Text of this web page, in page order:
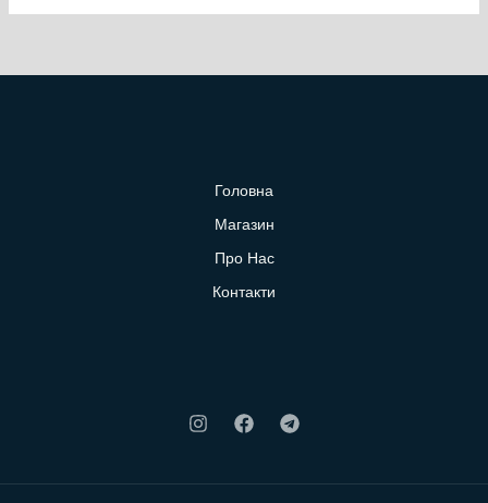
Головна
Магазин
Про Нас
Контакти